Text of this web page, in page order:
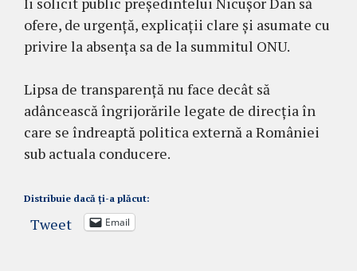
ofere, de urgență, explicații clare și asumate cu
privire la absența sa de la summitul ONU.
Lipsa de transparență nu face decât să
adâncească îngrijorările legate de direcția în
care se îndreaptă politica externă a României
sub actuala conducere.
Distribuie dacă ți-a plăcut:
Tweet Email